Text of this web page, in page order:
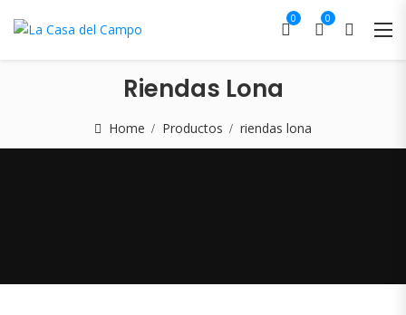
0 0
Riendas Lona
Home Productos riendas lona